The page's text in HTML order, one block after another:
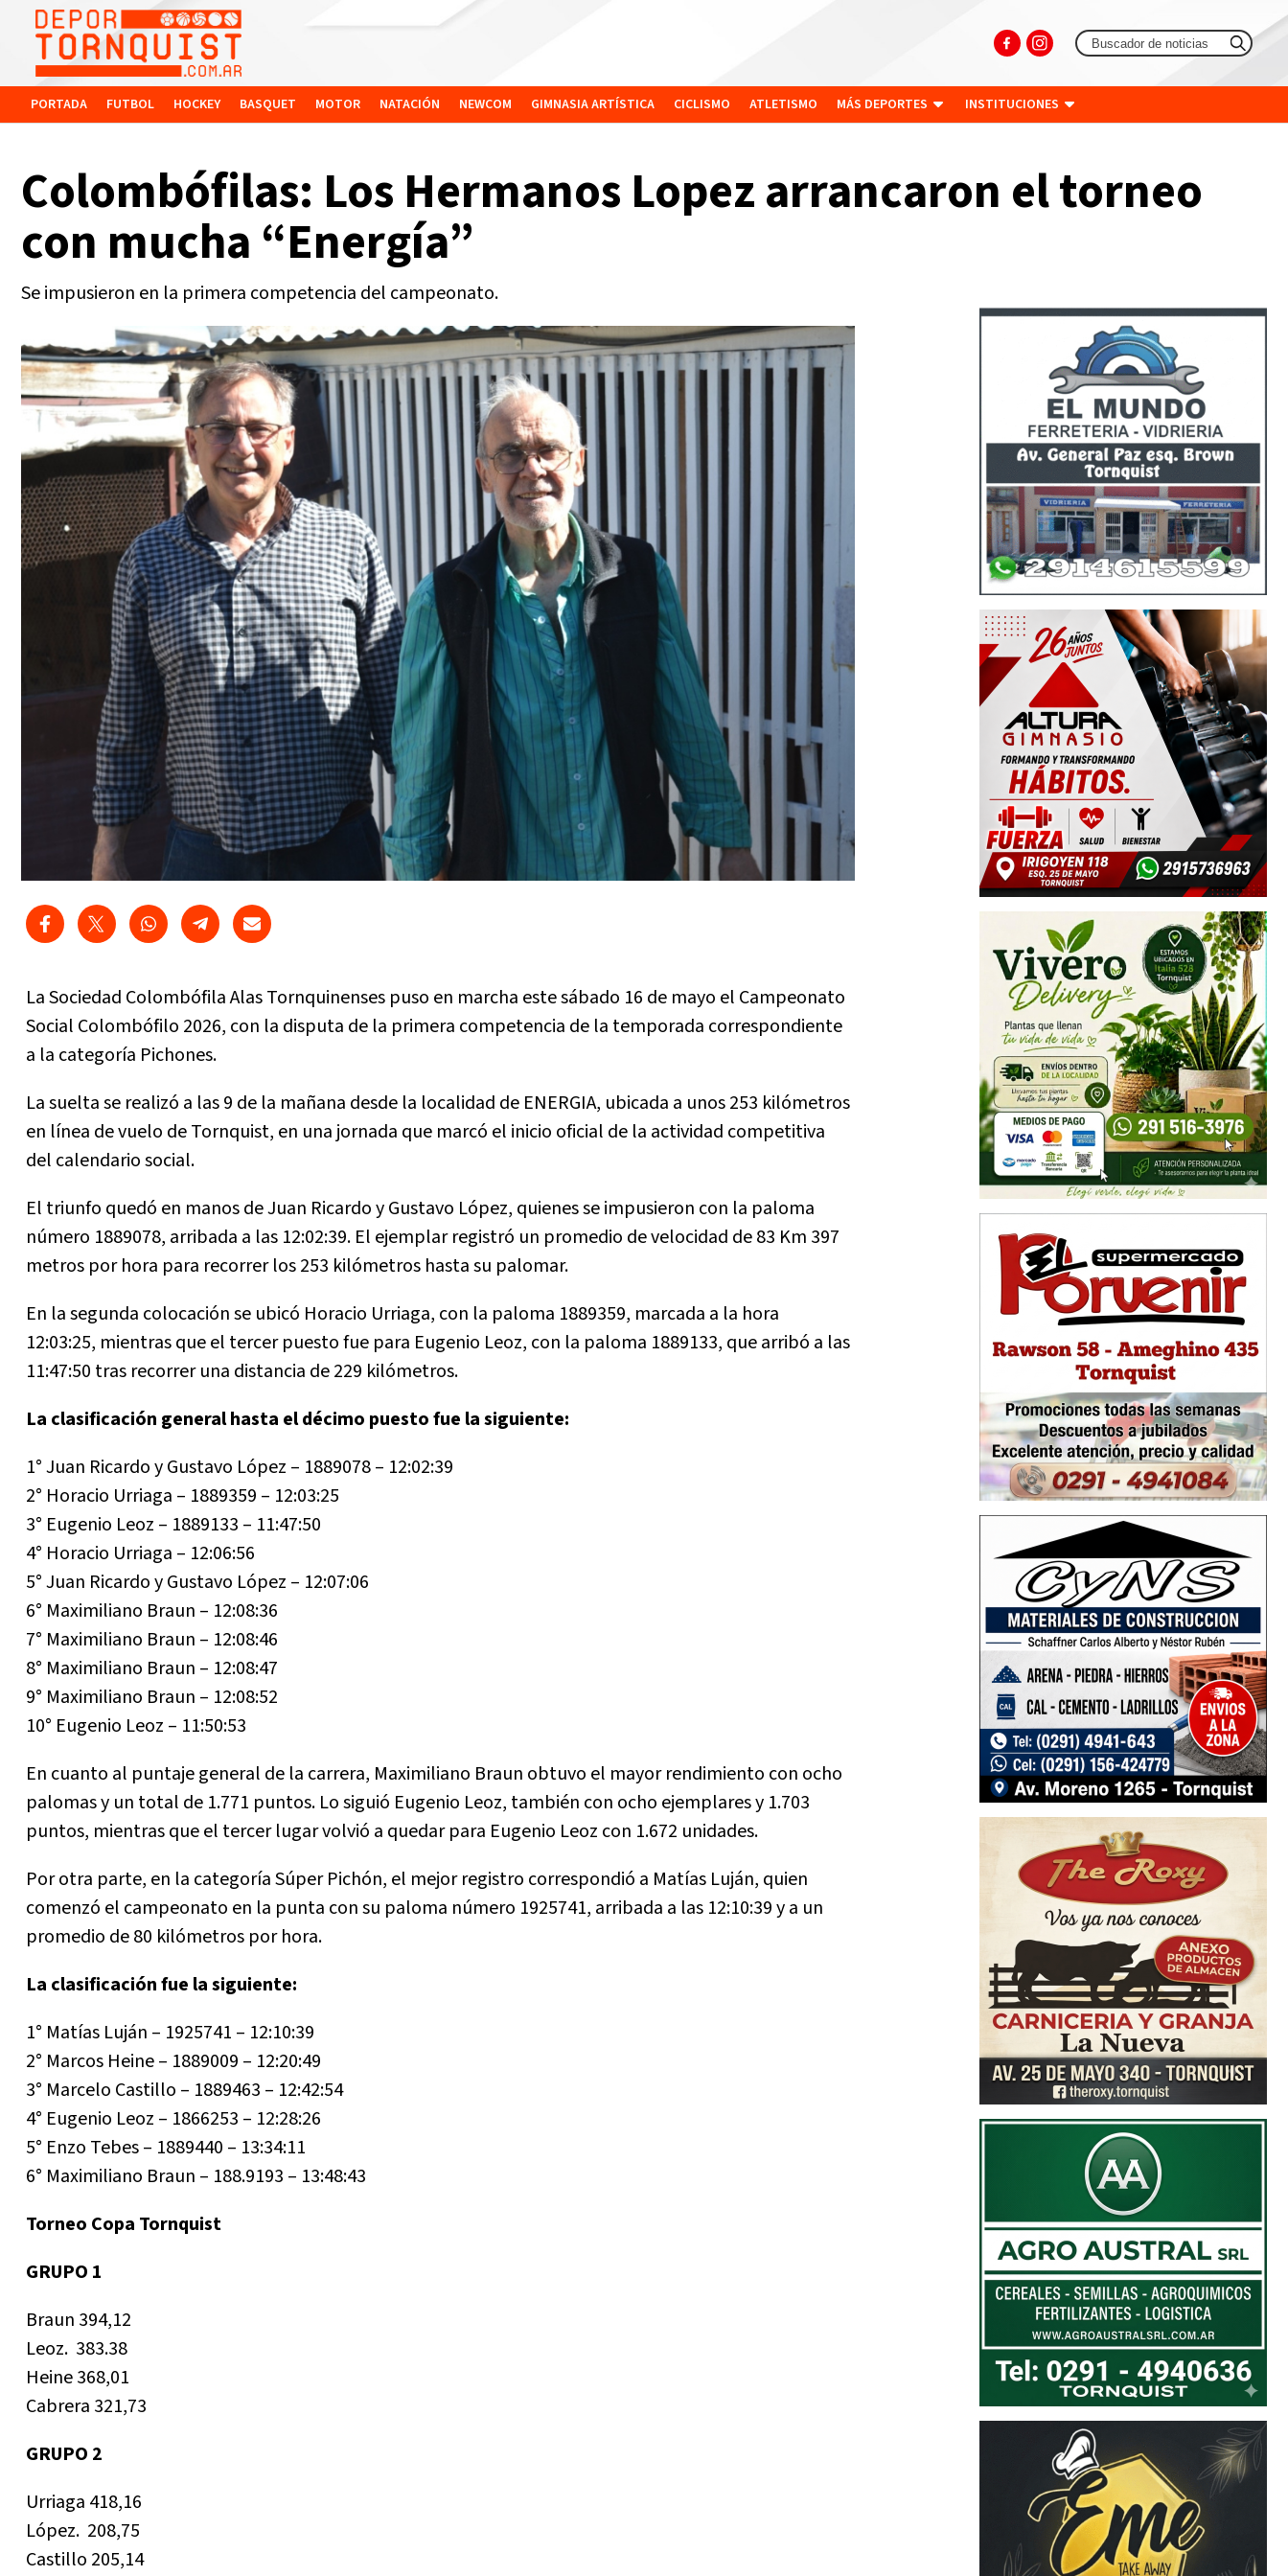
PORTADA FUTBOL HOCKEY BASQUET MOTOR NATACIÓN NEWCOM GIMNASIA ARTÍSTICA CICLISMO ATLETISMO MÁS DEPORTES INSTITUCIONES
Colombófilas: Los Hermanos Lopez arrancaron el torneo
con mucha “Energía”
Se impusieron en la primera competencia del campeonato.
La Sociedad Colombófila Alas Tornquinenses puso en marcha este sábado 16 de mayo el Campeonato
Social Colombófilo 2026, con la disputa de la primera competencia de la temporada correspondiente
a la categoría Pichones.
La suelta se realizó a las 9 de la mañana desde la localidad de ENERGIA, ubicada a unos 253 kilómetros
en línea de vuelo de Tornquist, en una jornada que marcó el inicio oficial de la actividad competitiva
del calendario social.
El triunfo quedó en manos de Juan Ricardo y Gustavo López, quienes se impusieron con la paloma
número 1889078, arribada a las 12:02:39. El ejemplar registró un promedio de velocidad de 83 Km 397
metros por hora para recorrer los 253 kilómetros hasta su palomar.
En la segunda colocación se ubicó Horacio Urriaga, con la paloma 1889359, marcada a la hora
12:03:25, mientras que el tercer puesto fue para Eugenio Leoz, con la paloma 1889133, que arribó a las
11:47:50 tras recorrer una distancia de 229 kilómetros.
La clasificación general hasta el décimo puesto fue la siguiente:
1° Juan Ricardo y Gustavo López – 1889078 – 12:02:39
2° Horacio Urriaga – 1889359 – 12:03:25
3° Eugenio Leoz – 1889133 – 11:47:50
4° Horacio Urriaga – 12:06:56
5° Juan Ricardo y Gustavo López – 12:07:06
6° Maximiliano Braun – 12:08:36
7° Maximiliano Braun – 12:08:46
8° Maximiliano Braun – 12:08:47
9° Maximiliano Braun – 12:08:52
10° Eugenio Leoz – 11:50:53
En cuanto al puntaje general de la carrera, Maximiliano Braun obtuvo el mayor rendimiento con ocho
palomas y un total de 1.771 puntos. Lo siguió Eugenio Leoz, también con ocho ejemplares y 1.703
puntos, mientras que el tercer lugar volvió a quedar para Eugenio Leoz con 1.672 unidades.
Por otra parte, en la categoría Súper Pichón, el mejor registro correspondió a Matías Luján, quien
comenzó el campeonato en la punta con su paloma número 1925741, arribada a las 12:10:39 y a un
promedio de 80 kilómetros por hora.
La clasificación fue la siguiente:
1° Matías Luján – 1925741 – 12:10:39
2° Marcos Heine – 1889009 – 12:20:49
3° Marcelo Castillo – 1889463 – 12:42:54
4° Eugenio Leoz – 1866253 – 12:28:26
5° Enzo Tebes – 1889440 – 13:34:11
6° Maximiliano Braun – 188.9193 – 13:48:43
Torneo Copa Tornquist
GRUPO 1
Braun 394,12
Leoz. 383.38
Heine 368,01
Cabrera 321,73
GRUPO 2
Urriaga 418,16
López. 208,75
Castillo 205,14